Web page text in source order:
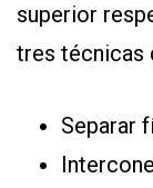
superior
tres técnicas
Separar